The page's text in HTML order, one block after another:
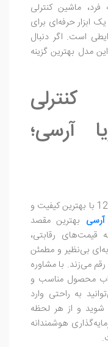
ماشین کنترلی
یک ابزار حرفه‌ای برای
است. اگر دنبال
مدل بهترین گزینه
آریا آرسی؛
اگر به دنبال خرید ماشین کنترلی 124007 با بهترین کیفیت و
آرسی بهترین مقصد
قیمت‌های رقابتی،
بی‌نظیر و مطمئن
می‌زند. با مشاوره
محصول مناسب و
به راحتی وارد
شوید و از هر لحظه
هوشمندانه